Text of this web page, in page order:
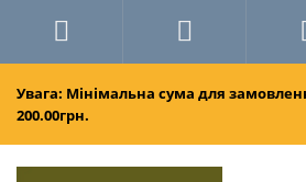
Увага: Мінімальна сума для
200.00грн.